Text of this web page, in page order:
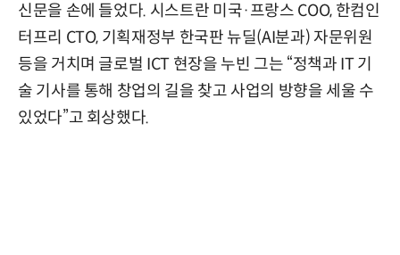
신문을 손에 들었다. 시스트란 미국·프랑스 COO, 한컴인
터프리 CTO, 기획재정부 한국판 뉴딜(AI분과) 자문위원
등을 거치며 글로벌 ICT 현장을 누빈 그는 “정책과 IT 기
술 기사를 통해 창업의 길을 찾고 사업의 방향을 세울 수
있었다”고 회상했다.